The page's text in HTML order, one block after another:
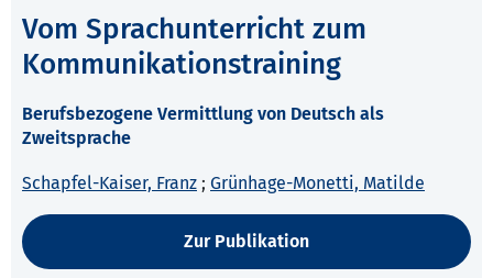
Vom Sprachunterricht zum
Kommunikationstraining
Berufsbezogene Vermittlung von Deutsch als
Zweitsprache
Schapfel-Kaiser, Franz ; Grünhage-Monetti, Matilde
Zur Publikation